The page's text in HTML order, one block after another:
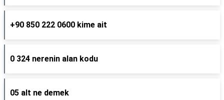
+90 850 222 0600 kime ait
0 324 nerenin alan kodu
05 alt ne demek